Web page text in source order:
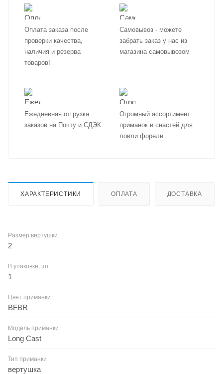
Оплата заказа после
проверки качества,
наличия и резерва
товаров!
Самовывоз - можете
забрать заказ у нас из
магазина самовывозом
Ежедневная отгрузка
заказов на Почту и СДЭК
Огромный ассортимент
приманок и снастей для
ловли форели
ХАРАКТЕРИСТИКИ ОПЛАТА ДОСТАВКА
Размер вертушки
2
В упаковке, шт
1
Цвет приманки
BFBR
Модель приманки
Long Cast
Тип приманки
вертушка